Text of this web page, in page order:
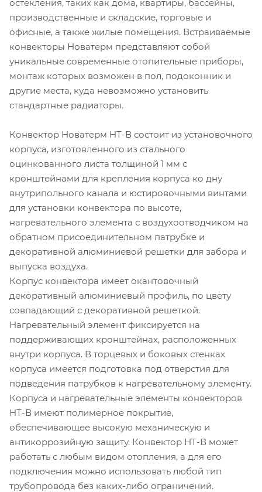
остекления, таких как дома, квартиры, бассейны,
производственные и складские, торговые и
офисные, а также жилые помещения. Встраиваемые
конвекторы Новатерм представляют собой
уникальные современные отопительные приборы,
монтаж которых возможен в пол, подоконник и
другие места, куда невозможно установить
стандартные радиаторы.
Конвектор Новатерм НТ-В состоит из установочного
корпуса, изготовленного из стального
оцинкованного листа толщиной 1 мм с
кронштейнами для крепления корпуса ко дну
внутрипольного канала и юстировочными винтами
для установки конвектора по высоте,
нагревательного элемента с воздухоотводчиком на
обратном присоединительном патрубке и
декоративной алюминиевой решетки для забора и
выпуска воздуха.
Корпус конвектора имеет окантовочный
декоративный алюминиевый профиль, по цвету
совпадающий с декоративной решеткой.
Нагревательный элемент фиксируется на
поддерживающих кронштейнах, расположенных
внутри корпуса. В торцевых и боковых стенках
корпуса имеется подготовка под отверстия для
подведения патрубков к нагревательному элементу.
Корпуса и нагревательные элементы конвекторов
НТ-В имеют полимерное покрытие,
обеспечивающее высокую механическую и
антикоррозийную защиту. Конвектор НТ-В может
работать с любым видом отопления, а для его
подключения можно использовать любой тип
трубопровода без каких-либо ограничений.